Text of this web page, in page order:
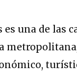
es una de las